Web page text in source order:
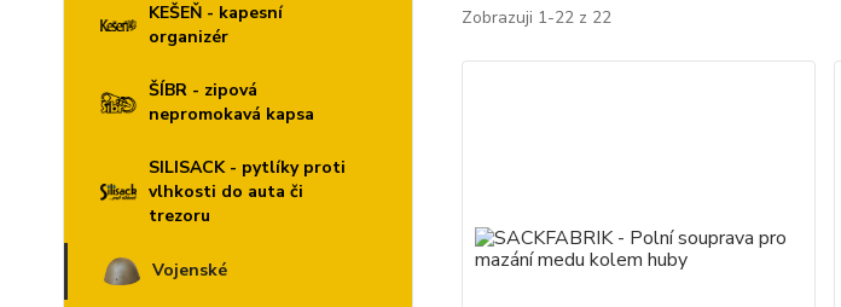
KEŠEŇ - kapesní
organizér
ŠÍBR - zipová
nepromokavá kapsa
SILISACK - pytlíky proti
vlhkosti do auta či
trezoru
Vojenské
Zobrazuji 1-22 z 22